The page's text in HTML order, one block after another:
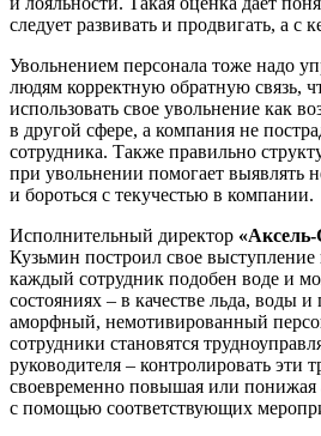
следует развивать и продвигать, а с
Увольнением персонала тоже надо
людям корректную обратную связь,
использовать свое увольнение как
в другой сфере, а компания не
сотрудника. Также правильно
при увольнении помогает выявлять
и бороться с текучестью в компании.
Исполнительный директор
Кузьмин построил свое выступление
каждый сотрудник подобен воде и
состояниях – в качестве льда, воды и
аморфный, немотивированный
сотрудники становятся
руководителя – контролировать эти
своевременно повышая или понижая
с помощью соответствующих